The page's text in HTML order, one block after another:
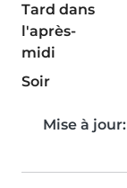
Tard dans
l'après-
midi
Soir
Mise à jour: